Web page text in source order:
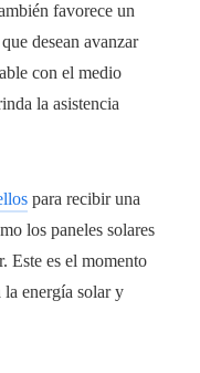
favorece un
desean avanzar
con el medio
la asistencia
para recibir una
los paneles solares
Este es el momento
energía solar y